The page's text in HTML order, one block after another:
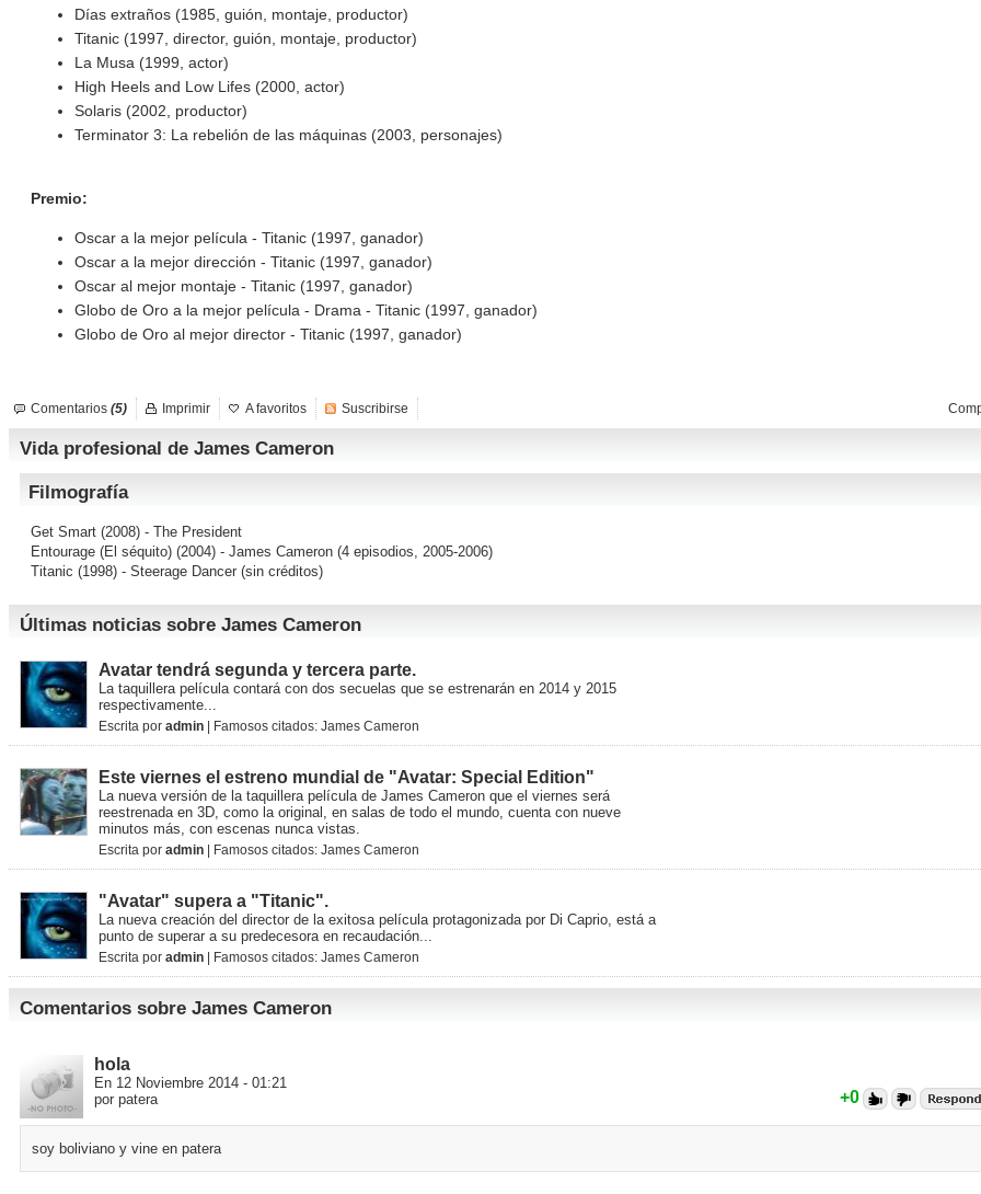
Días extraños (1985, guión, montaje, productor)
Titanic (1997, director, guión, montaje, productor)
La Musa (1999, actor)
High Heels and Low Lifes (2000, actor)
Solaris (2002, productor)
Terminator 3: La rebelión de las máquinas (2003, personajes)
Premio:
Oscar a la mejor película - Titanic (1997, ganador)
Oscar a la mejor dirección - Titanic (1997, ganador)
Oscar al mejor montaje - Titanic (1997, ganador)
Globo de Oro a la mejor película - Drama - Titanic (1997, ganador)
Globo de Oro al mejor director - Titanic (1997, ganador)
Comentarios (5) Imprimir A favoritos Suscribirse
Vida profesional de James Cameron
Filmografía
Get Smart (2008) - The President
Entourage (El séquito) (2004) - James Cameron (4 episodios, 2005-2006)
Titanic (1998) - Steerage Dancer (sin créditos)
Últimas noticias sobre James Cameron
Avatar tendrá segunda y tercera parte.
La taquillera película contará con dos secuelas que se estrenarán en 2014 y 2015
respectivamente...
Escrita por admin | Famosos citados: James Cameron
Este viernes el estreno mundial de "Avatar: Special Edition"
La nueva versión de la taquillera película de James Cameron que el viernes será
reestrenada en 3D, como la original, en salas de todo el mundo, cuenta con nueve
minutos más, con escenas nunca vistas.
Escrita por admin | Famosos citados: James Cameron
"Avatar" supera a "Titanic".
La nueva creación del director de la exitosa película protagonizada por Di Caprio, está a
punto de superar a su predecesora en recaudación...
Escrita por admin | Famosos citados: James Cameron
Comentarios sobre James Cameron
hola
En 12 Noviembre 2014 - 01:21
por patera
+0
soy boliviano y vine en patera